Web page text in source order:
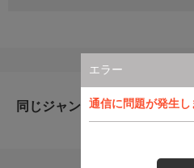
エラー
通信に問題が発生
同じジャンルのおすすめ番組